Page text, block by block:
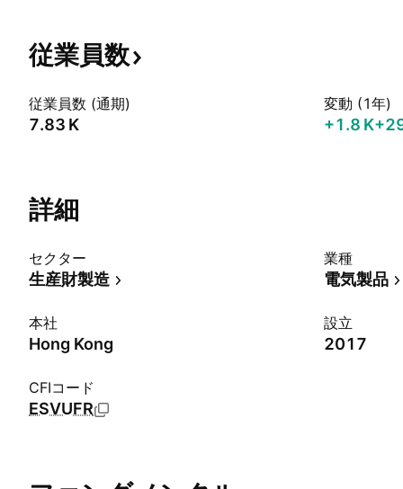
従業員数
従業員数 (通期)
‪7.83 K‬
変動 (1年)
‪+1.8 K‬
詳細
セクター
生産財製造
業種
電気製品
本社
Hong Kong
設立
2017
CFIコード
ESVUFR